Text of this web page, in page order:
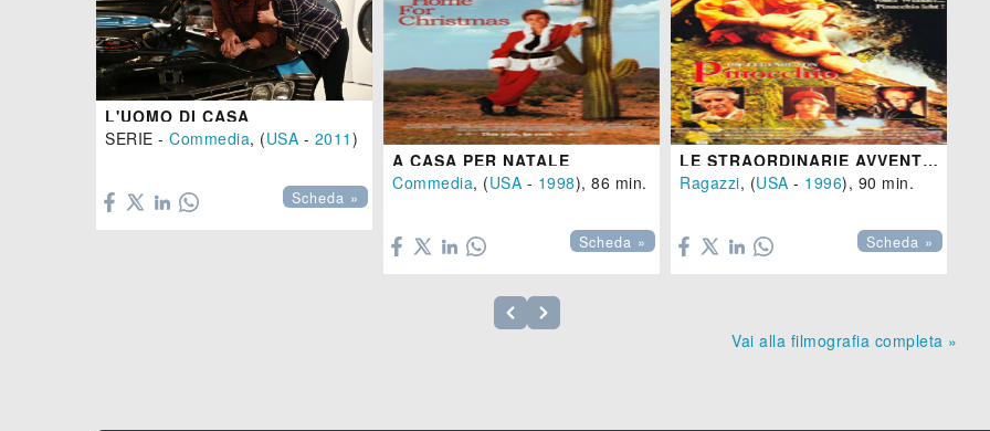
L'UOMO DI CASA
SERIE - Commedia, (USA - 2011 )
Scheda »
A CASA PER NATALE
Commedia, (USA - 1998), 86 min.
Scheda »
LE STRAORDINARIE AVVENTURE DI PINOCCHIO
Ragazzi, (USA - 1996), 90 min.
Scheda »
Vai alla filmografia completa »